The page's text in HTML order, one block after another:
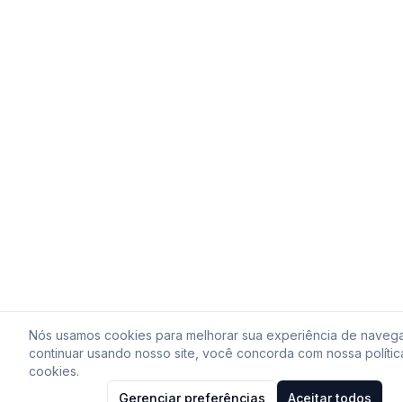
Nós usamos cookies para melhorar sua experiência de
continuar usando nosso site, você concorda com nossa
cookies.
Gerenciar preferências
Aceitar todos